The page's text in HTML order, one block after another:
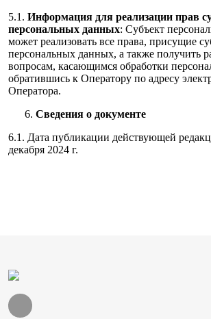
5.1. Информация для реализации прав
персональных данных: Субъект
может реализовать все права, присущие
персональных данных, а также получить
вопросам, касающимся обработки
обратившись к Оператору по адресу
Оператора.
Сведения о документе
6.1. Дата публикации действующей
декабря 2024 г.